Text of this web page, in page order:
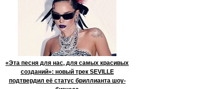
«Эта песня для нас, для самых красивых
созданий»: новый трек SEVILLE
подтвердил её статус бриллианта шоу-